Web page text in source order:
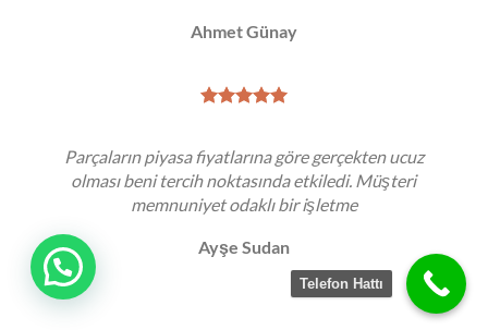
Ahmet Günay
Parçaların piyasa fiyatlarına göre gerçekten ucuz
olması beni tercih noktasında etkiledi. Müşteri
memnuniyet odaklı bir işletme
Ayşe Sudan
Telefon Hattı